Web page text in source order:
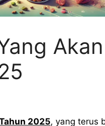
2025, yang terus